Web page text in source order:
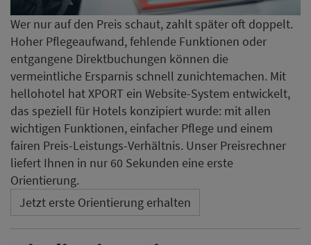
Wer nur auf den Preis schaut, zahlt später oft doppelt.
Hoher Pflegeaufwand, fehlende Funktionen oder
entgangene Direktbuchungen können die
vermeintliche Ersparnis schnell zunichtemachen. Mit
hellohotel hat XPORT ein Website-System entwickelt,
das speziell für Hotels konzipiert wurde: mit allen
wichtigen Funktionen, einfacher Pflege und einem
fairen Preis-Leistungs-Verhältnis. Unser Preisrechner
liefert Ihnen in nur 60 Sekunden eine erste
Orientierung.
Jetzt erste Orientierung erhalten